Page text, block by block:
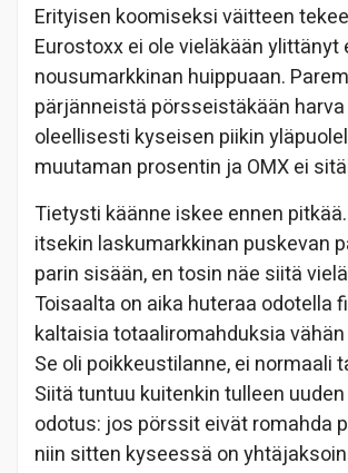
Erityisen koomiseksi väitteen
Eurostoxx ei ole vieläkään ylittänyt
nousumarkkinan huippuaan.
pärjänneistä pörsseistäkään harva
oleellisesti kyseisen piikin
muutaman prosentin ja OMX ei
Tietysti käänne iskee ennen
itsekin laskumarkkinan puskevan
parin sisään, en tosin näe siitä
Toisaalta on aika huteraa odotella
kaltaisia totaaliromahduksia
Se oli poikkeustilanne, ei normaali
Siitä tuntuu kuitenkin tulleen
odotus: jos pörssit eivät romahda
niin sitten kyseessä on